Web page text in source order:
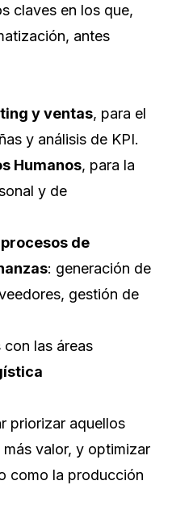
claves en los que,
antes
y ventas, para el
y análisis de KPI.
Humanos, para la
y de
de
: generación de
gestión de
las áreas
priorizar aquellos
valor, y optimizar
como la producción